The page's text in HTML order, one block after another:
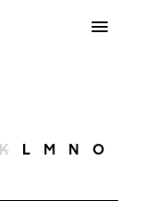
K L M N O